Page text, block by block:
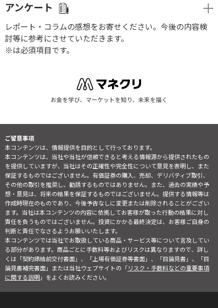
アンケート
レポート・コラムの感想をお寄せください。今後の内容検
討等に参考にさせていただきます。
※は必須項目です。
お金を学び、マーケットを知り、未来を描く
ご留意事項
本コンテンツは、情報提供を目的として行っております。
本コンテンツは、当社や当社が信頼できると考える情報源から提供されたもの
を提供していますが、当社はその正確性や完全性について意見を表明し、また
保証するものではございません。有価証券の購入、売却、デリバティブ取引、
その他の取引を推奨し、勧誘するものではありません。また、過去の実績や予
想・意見は、将来の結果を保証するものではございません。提供する情報等は
作成時現在のものであり、今後予告なしに変更または削除されることがござい
ます。当社は本コンテンツの内容に依拠してお客様が取った行動の結果に対し
責任を負うものではございません。投資にかかる最終決定は、お客様ご自身の
判断と責任でなさるようお願いいたします。
本コンテンツでは当社でお取扱している商品・サービス等について言及してい
る部分があります。商品ごとに手数料等およびリスクは異なりますので、詳し
くは「契約締結前交付書面」、「上場有価証券等書面」、「目論見書」、「目
論見書補完書面」または当社ウェブサイトの「リスク・手数料などの重要事項
に関する説明」をよくお読みください。